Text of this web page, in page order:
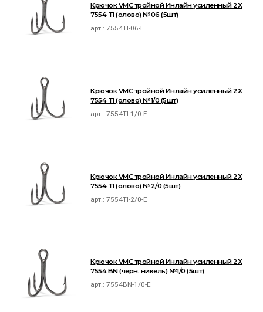
Крючок VMC тройной Инлайн усиленный 2Х
7554 TI (олово) №06 (5шт)
арт.:7554TI-06-E
Крючок VMC тройной Инлайн усиленный 2Х
7554 TI (олово) №1/0 (5шт)
арт.:7554TI-1/0-E
Крючок VMC тройной Инлайн усиленный 2Х
7554 TI (олово) №2/0 (5шт)
арт.:7554TI-2/0-E
Крючок VMC тройной Инлайн усиленный 2Х
7554 BN (черн. никель) №1/0 (5шт)
арт.:7554BN-1/0-E